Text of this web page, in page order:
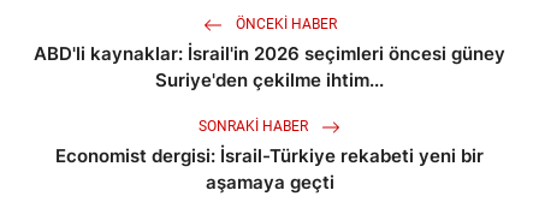
ÖNCEKI HABER
ABD'li kaynaklar: İsrail'in 2026 seçimleri öncesi güney
Suriye'den çekilme ihtim...
SONRAKI HABER
Economist dergisi: İsrail-Türkiye rekabeti yeni bir
aşamaya geçti